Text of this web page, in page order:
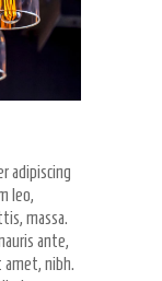
adipiscing
leo,
massa.
ante,
nibh.